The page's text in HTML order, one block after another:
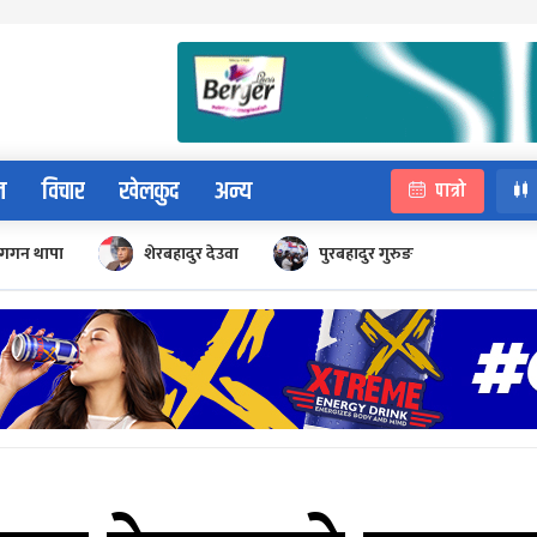
विचार खेलकुद अन्य पात्रो
गगन थापा शेरबहादुर देउवा पुरबहादुर गुरुङ